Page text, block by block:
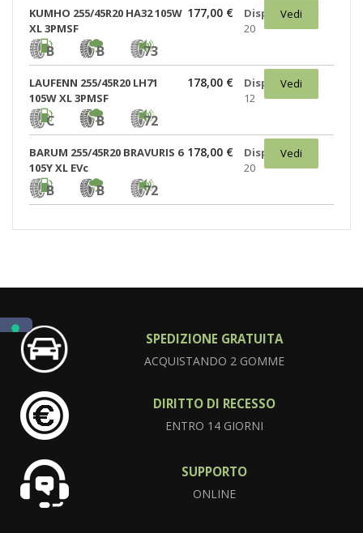
KUMHO 255/45R20 HA32 105W
XL 3PMSF
B B 73
177,00 €
Disponibili:
20
Vedi
LAUFENN 255/45R20 LH71
105W XL 3PMSF
C B 72
178,00 €
Disponibili:
12
Vedi
BARUM 255/45R20 BRAVURIS 6
105Y XL EVc
B B 72
178,00 €
Disponibili:
20
Vedi
SPEDIZIONE GRATUITA
ACQUISTANDO 2 GOMME
DIRITTO DI RECESSO
ENTRO 14 GIORNI
SUPPORTO
ONLINE